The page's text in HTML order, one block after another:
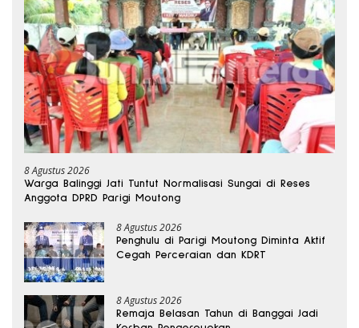
8 Agustus 2026
Warga Balinggi Jati Tuntut Normalisasi Sungai di Reses
Anggota DPRD Parigi Moutong
8 Agustus 2026
Penghulu di Parigi Moutong Diminta Aktif
Cegah Perceraian dan KDRT
8 Agustus 2026
Remaja Belasan Tahun di Banggai Jadi